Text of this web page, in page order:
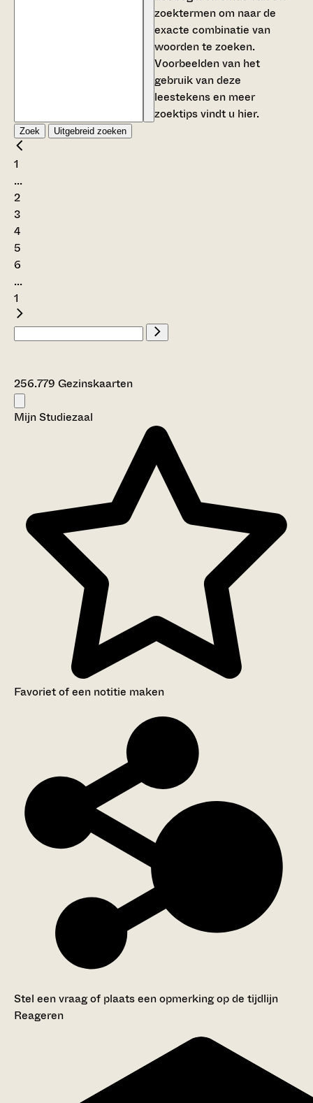
zoektermen om naar de
exacte combinatie van
woorden te zoeken.
Voorbeelden van het
gebruik van deze
leestekens en meer
zoektips vindt u hier.
Zoek Uitgebreid zoeken
1
...
2
3
4
5
6
...
1
256.779 Gezinskaarten
Mijn Studiezaal
Favoriet of een notitie maken
Stel een vraag of plaats een opmerking op de tijdlijn
Reageren